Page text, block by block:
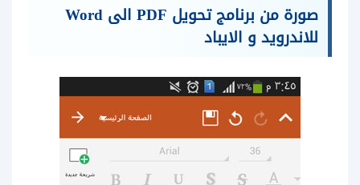
صورة من برنامج تحويل PDF الى Word
للاندرويد و الايباد